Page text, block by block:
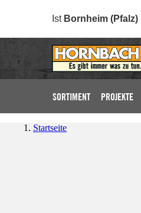
Ist Bornheim (Pfalz)
SORTIMENT PROJEKTE
Startseite